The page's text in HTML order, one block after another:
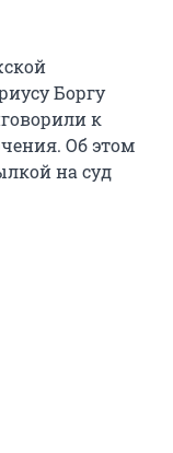
Боргу
к
Об этом
на суд